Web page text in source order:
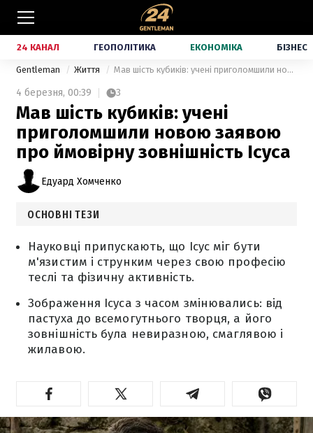
24 КАНАЛ ГЕОПОЛІТИКА ЕКОНОМІКА БІЗНЕС
Gentleman Життя Мав шість кубиків: учені приголомшили новою заявою про ймовірну зовнішність Ісуса
4 березня, 00:39 3
Мав шість кубиків: учені
приголомшили новою заявою
про ймовірну зовнішність Ісуса
Едуард Хомченко
ОСНОВНІ ТЕЗИ
Науковці припускають, що Ісус міг бути
м'язистим і струнким через свою професію
теслі та фізичну активність.
Зображення Ісуса з часом змінювались: від
пастуха до всемогутнього творця, а його
зовнішність була невиразною, смаглявою і
жилавою.